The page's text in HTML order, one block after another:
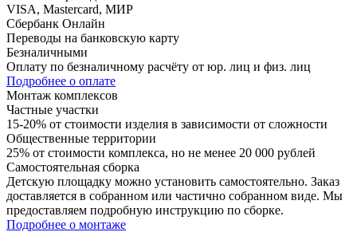
VISA, Mastercard, МИР
Сбербанк Онлайн
Переводы на банковскую карту
Безналичными
Оплату по безналичному расчёту от юр. лиц и физ. лиц
Подробнее о оплате
Монтаж комплексов
Частные участки
15-20% от стоимости изделия в зависимости от сложности
Общественные территории
25% от стоимости комплекса, но не менее 20 000 рублей
Самостоятельная сборка
Детскую площадку можно установить самостоятельно. Заказ
доставляется в собранном или частично собранном виде. Мы
предоставляем подробную инструкцию по сборке.
Подробнее о монтаже